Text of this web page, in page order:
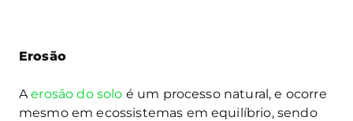
Erosão
Aerosão do solo é um processo natural, e ocorre
mesmo em ecossistemas em equilíbrio, sendo